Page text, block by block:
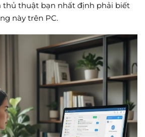
thủ thuật bạn nhất định phải biết
này trên PC.